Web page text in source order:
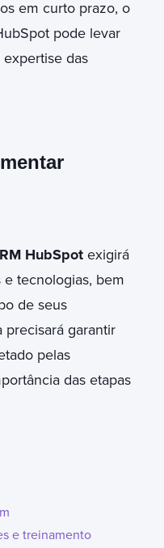
em curto prazo, o
pode levar
das
HubSpot exigirá
tecnologias, bem
de seus
precisará garantir
pelas
das etapas
e treinamento